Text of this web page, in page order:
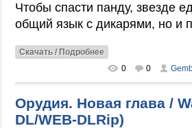
Чтобы спасти панду, звезде
общий язык с дикарями, но и
Скачать / Подробнее
0
0
Орудия. Новая глава /
DL/WEB-DLRip)